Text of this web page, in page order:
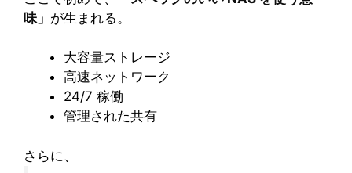
味」 が生まれる。
大容量ストレージ
高速ネットワーク
24/7 稼働
管理された共有
さらに、